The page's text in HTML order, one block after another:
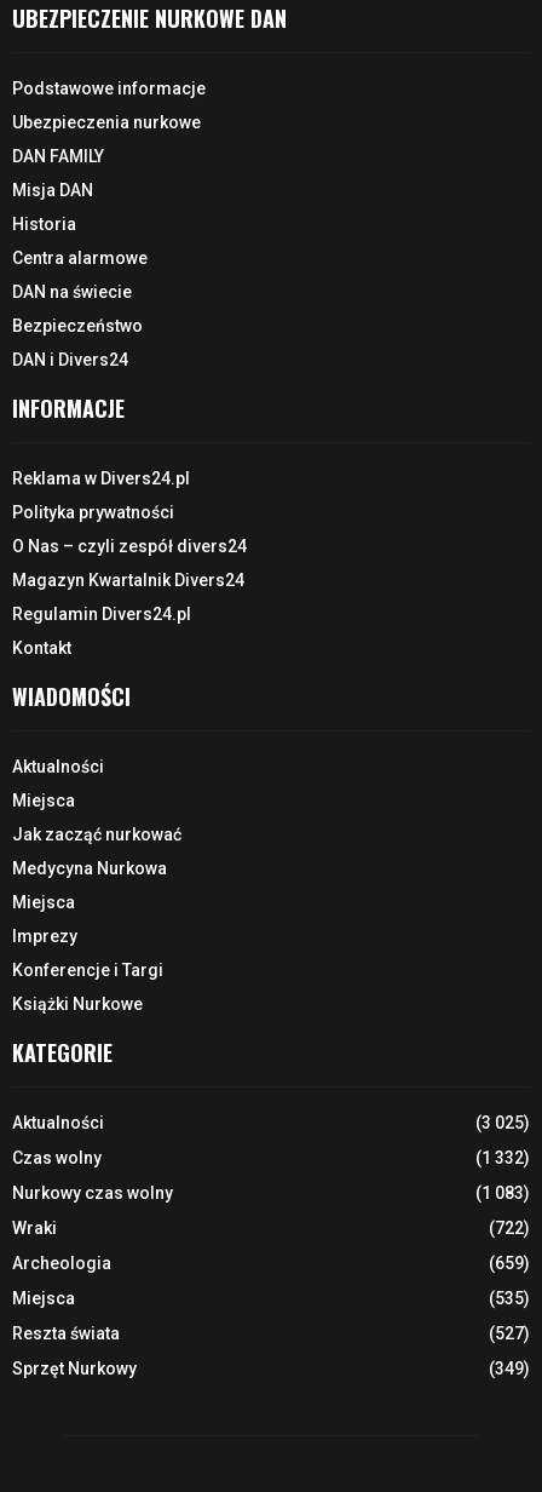
UBEZPIECZENIE NURKOWE DAN
Podstawowe informacje
Ubezpieczenia nurkowe
DAN FAMILY
Misja DAN
Historia
Centra alarmowe
DAN na świecie
Bezpieczeństwo
DAN i Divers24
INFORMACJE
Reklama w Divers24.pl
Polityka prywatności
O Nas – czyli zespół divers24
Magazyn Kwartalnik Divers24
Regulamin Divers24.pl
Kontakt
WIADOMOŚCI
Aktualności
Miejsca
Jak zacząć nurkować
Medycyna Nurkowa
Miejsca
Imprezy
Konferencje i Targi
Książki Nurkowe
KATEGORIE
Aktualności
(3 025)
Czas wolny
(1 332)
Nurkowy czas wolny
(1 083)
Wraki
(722)
Archeologia
(659)
Miejsca
(535)
Reszta świata
(527)
Sprzęt Nurkowy
(349)